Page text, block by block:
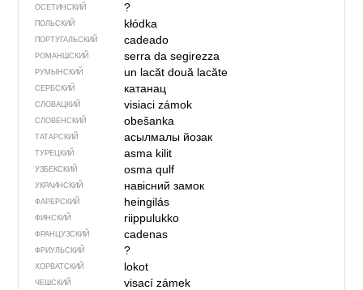
ОСЕТИНСКИЙ ?
ПОЛЬСКИЙ kłódka
ПОРТУГАЛЬСКИЙ cadeado
РОМАНШСКИЙ serra da segirezza
РУМЫНСКИЙ un lacătdouă lacăte
СЕРБСКИЙ катанац
СЛОВАЦКИЙ visiaci zámok
СЛОВЕНСКИЙ obešanka
ТАТАРСКИЙ асылмалы йозак
ТУРЕЦКИЙ asma kilit
УЗБЕКСКИЙ osma qulf
УКРАИНСКИЙ навісний замок
ФАРЕРСКИЙ heingilás
ФИНСКИЙ riippulukko
ФРАНЦУЗСКИЙ cadenas
ФРИУЛЬСКИЙ ?
ХОРВАТСКИЙ lokot
ЧЕШСКИЙ visací zámek